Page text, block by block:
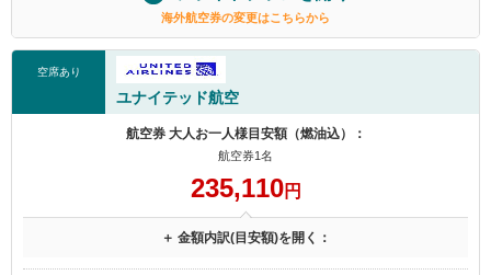
海外航空券の変更はこちらから
空席あり
ユナイテッド航空
航空券 大人お一人様目安額（燃油込）：
航空券1名
235,110円
＋ 金額内訳(目安額)を開く：